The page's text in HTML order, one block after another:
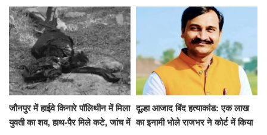
जौनपुर में हाईवे किनारे पॉलिथीन में मिला
युवती का शव, हाथ-पैर मिले कटे, जांच में
दूल्हा आजाद बिंद हत्याकांड: एक लाख
का इनामी भोले राजभर ने कोर्ट में किया